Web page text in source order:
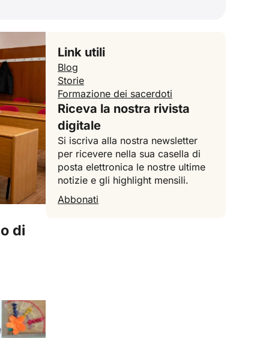
di
Link utili
Blog
Storie
Formazione dei sacerdoti
Riceva la nostra rivista
digitale
Si iscriva alla nostra newsletter
per ricevere nella sua casella di
posta elettronica le nostre ultime
notizie e gli highlight mensili.
Abbonati